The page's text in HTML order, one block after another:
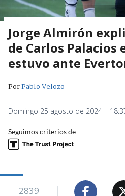
Jorge Almirón
de Carlos Palacios
estuvo ante
PorPablo Velozo
Domingo 25 agosto de 2024 |
Seguimos criterios de
2839